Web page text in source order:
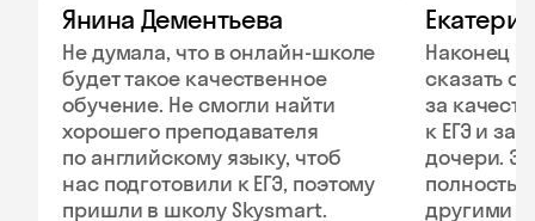
Янина Дементьева
Не думала, что в онлайн-школе
будет такое качественное
обучение. Не смогли найти
хорошего преподавателя
по английскому языку, чтоб
нас подготовили к ЕГЭ, поэтому
пришли в школу Skysmart.
Наконец
сказать
за
к ЕГЭ и за
дочери.
другими